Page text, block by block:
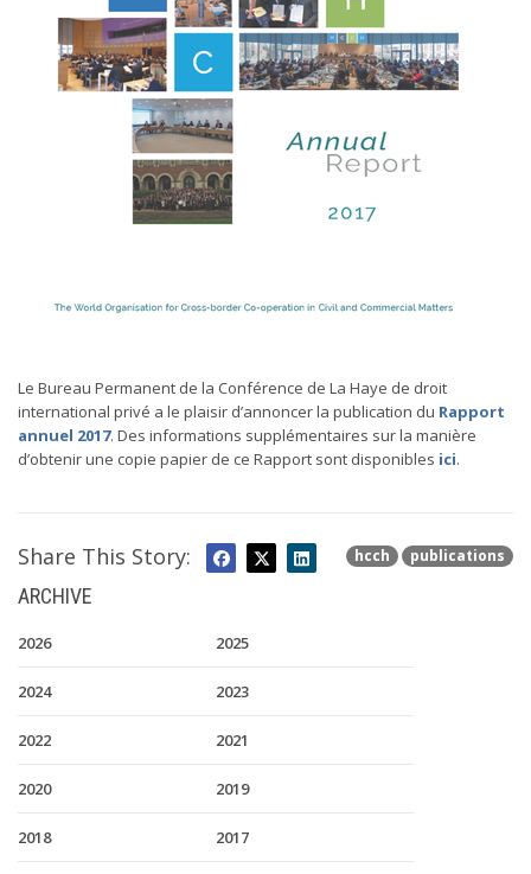
Le Bureau Permanent de la Conférence de La Haye de droit
international privé a le plaisir d’annoncer la publication du Rapport
annuel 2017. Des informations supplémentaires sur la manière
d’obtenir une copie papier de ce Rapport sont disponibles ici.
hcch publications
Share This Story:
ARCHIVE
2026 2025
2024 2023
2022 2021
2020 2019
2018 2017